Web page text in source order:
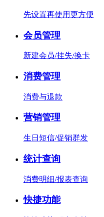
先设置再使用更方便
会员管理
新建会员/挂失/换卡
消费管理
消费与退款
营销管理
生日短信/促销群发
统计查询
消费明细/报表查询
快捷功能